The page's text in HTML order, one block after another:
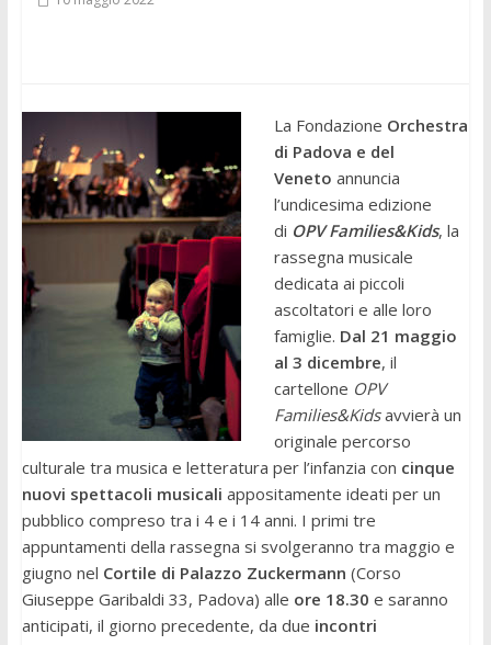
La Fondazione Orchestra
di Padova e del
Veneto annuncia
l’undicesima edizione
di OPV Families&Kids, la
rassegna musicale
dedicata ai piccoli
ascoltatori e alle loro
famiglie. Dal 21 maggio
al 3 dicembre, il
cartellone OPV
Families&Kidsavvierà un
originale percorso
culturale tra musica e letteratura per l’infanzia con cinque
nuovi spettacoli musicali appositamente ideati per un
pubblico compreso tra i 4 e i 14 anni. I primi tre
appuntamenti della rassegna si svolgeranno tra maggio e
giugno nel Cortile di Palazzo Zuckermann (Corso
Giuseppe Garibaldi 33, Padova) alle ore 18.30 e saranno
anticipati, il giorno precedente, da due incontri